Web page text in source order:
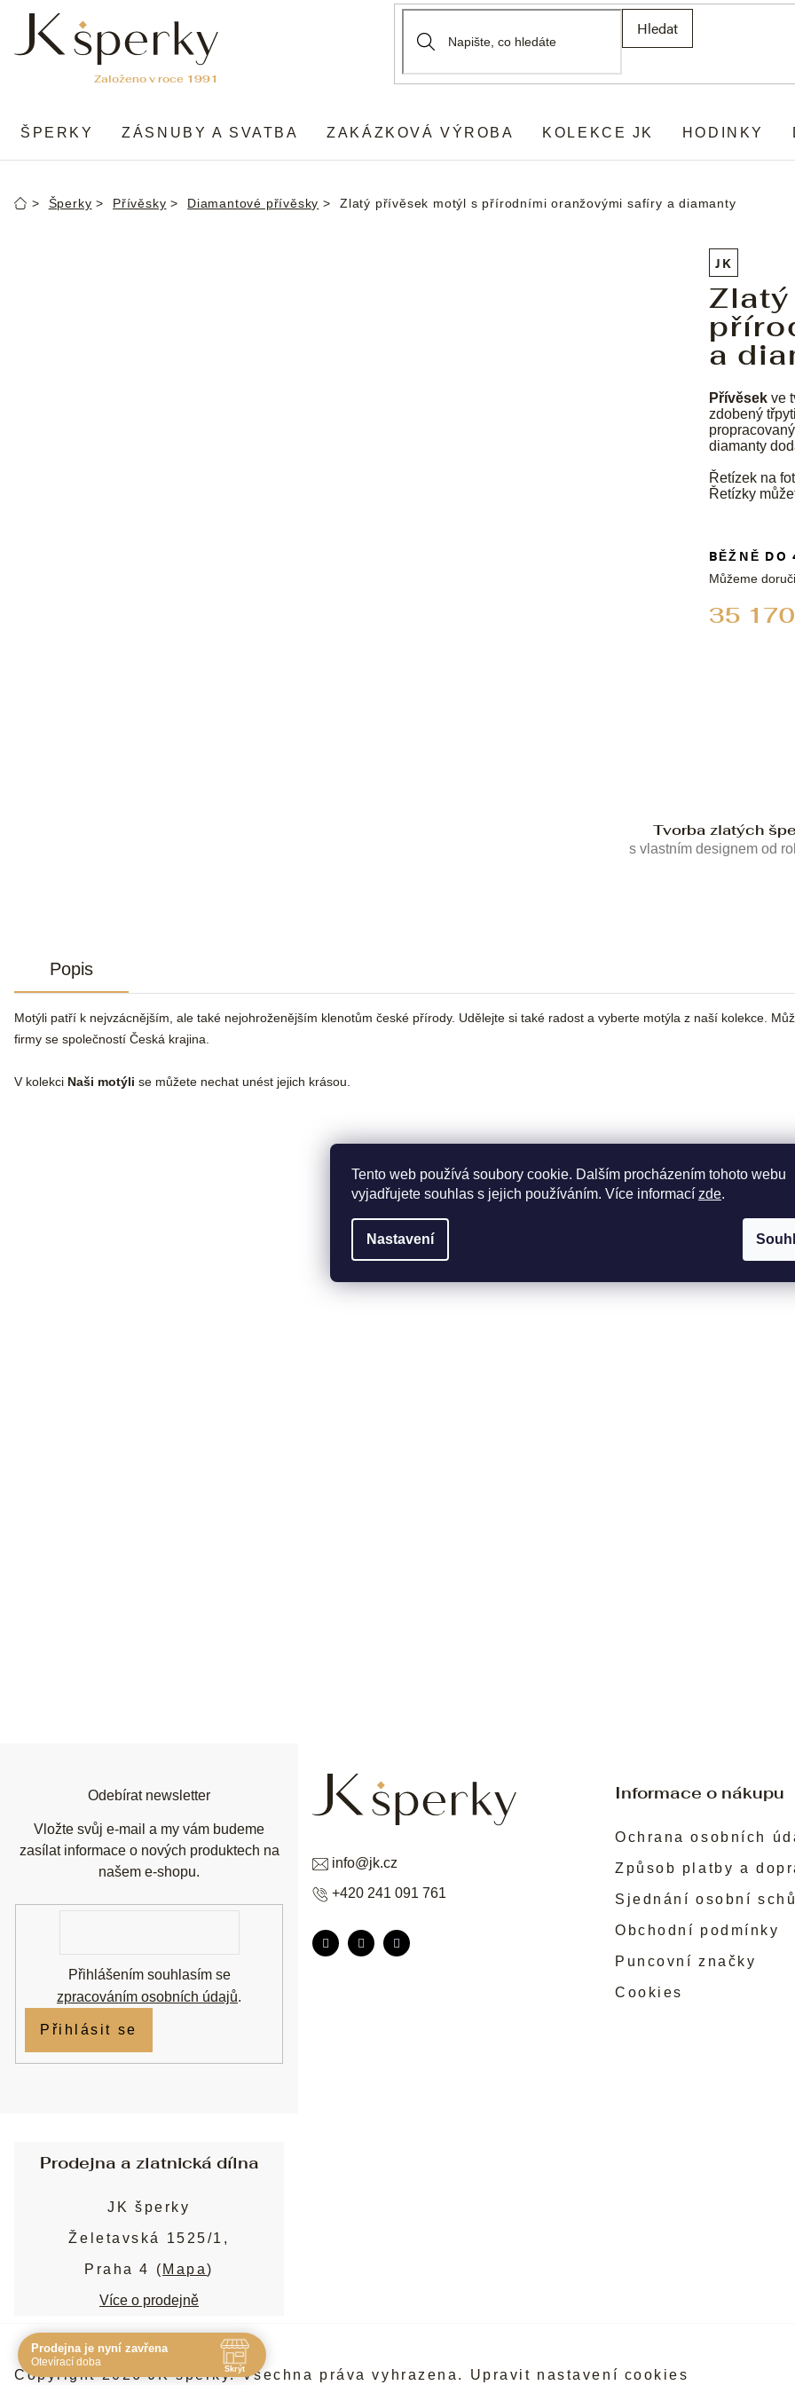
Tento web používá soubory cookie. Dalším procházením tohoto webu
vyjadřujete souhlas s jejich používáním. Více informací zde.
Nastavení
obsah
Hledat
ŠPERKY ZÁSNUBY A SVATBA ZAKÁZKOVÁ VÝROBA KOLEKCE JK HODINKY
DomůŠperky Přívěsky Diamantové přívěsky Zlatý přívěsek motýl s přírodními oranžovými safíry a diamanty
JK
a
Přívěsek ve
zdobený
diamanty
Řetízek na
Řetízky
35
BĚŽNĚ DO
Můžeme
Tvorba zlatých
s vlastním designem od
Popis
Motýli patří k nejvzácnějším, ale také nejohroženějším klenotům české přírody. Udělejte si také radost a vyberte motýla z naší kolekce.
firmy se společností Česká krajina.
V kolekci Naši motýli se můžete nechat unést jejich krásou.
Informace o nákupu
Ochrana osobních
Způsob platby a
Sjednání osobní
Obchodní podmínky
Puncovní značky
Cookies
info@jk.cz
+420 241 091 761
Odebírat newsletter
Vložte svůj e-mail a my vám budeme
zasílat informace o nových produktech na
našem e-shopu.
Přihlášením souhlasím se
zpracováním osobních údajů.
Přihlásit se
Prodejna a zlatnická dílna
JK šperky
Želetavská 1525/1,
Praha 4 ( Mapa)
Více o prodejně
Copyright 2026JK šperky. Všechna práva vyhrazena. Upravit nastavení cookies
Prodejna je nyní zavřena
Otevírací doba
Skrýt
Navštivte nás osobně